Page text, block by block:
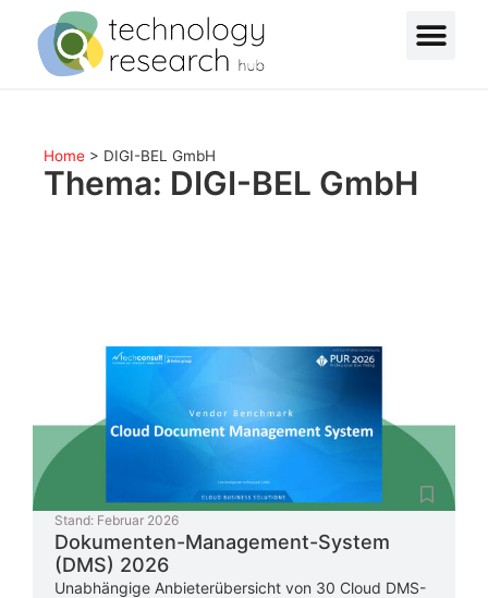
Home > DIGI-BEL GmbH
Thema: DIGI-BEL GmbH
Stand: Februar 2026
Dokumenten-Management-System
(DMS) 2026
Unabhängige Anbieterübersicht von 30 Cloud DMS-